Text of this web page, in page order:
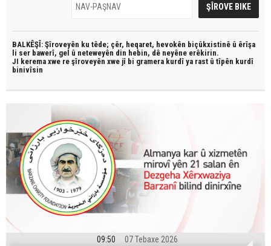
BALKÊŞÎ: Şîroveyên ku têde; çêr, heqaret, hevokên biçûkxistinê û êrîşa
li ser bawerî, gel û neteweyên din hebin, dê neyêne erêkirin.
JI kerema xwe re şîroveyên xwe jî bi gramera kurdî ya rast û tîpên kurdî
binivîsin
09:50 07 Tebaxe 2026